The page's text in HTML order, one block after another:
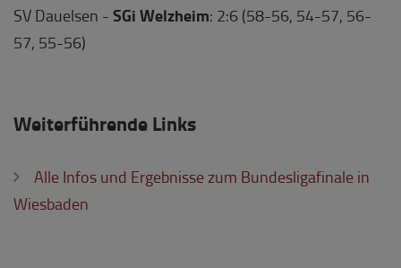
SV Dauelsen - SGi Welzheim: 2:6 (58-56, 54-57, 56-
57, 55-56)
Weiterführende Links
Alle Infos und Ergebnisse zum Bundesligafinale in
Wiesbaden